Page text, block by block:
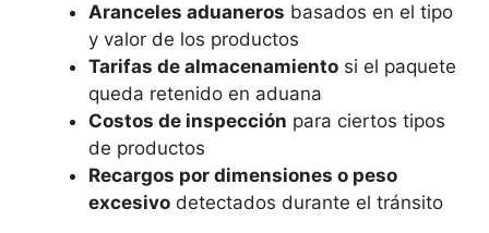
Aranceles aduaneros basados en el tipo
y valor de los productos
Tarifas de almacenamiento si el paquete
queda retenido en aduana
Costos de inspección para ciertos tipos
de productos
Recargos por dimensiones o peso
excesivo detectados durante el tránsito